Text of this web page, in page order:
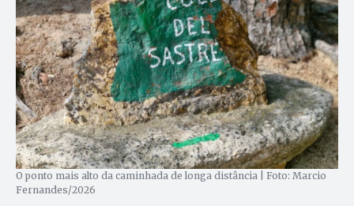
O ponto mais alto da caminhada de longa distância | Foto: Marcio
Fernandes/2026